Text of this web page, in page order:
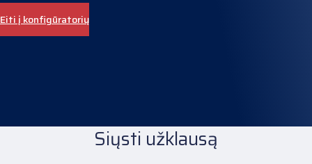
Eiti į konfigūratorių
Siųsti užklausą